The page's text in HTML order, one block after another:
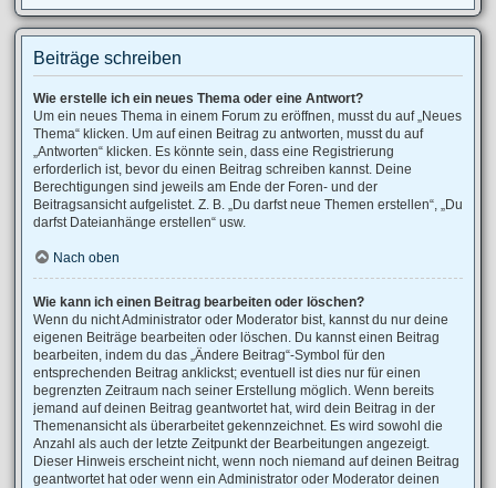
Beiträge schreiben
Wie erstelle ich ein neues Thema oder eine Antwort?
Um ein neues Thema in einem Forum zu eröffnen, musst du auf „Neues
Thema“ klicken. Um auf einen Beitrag zu antworten, musst du auf
„Antworten“ klicken. Es könnte sein, dass eine Registrierung
erforderlich ist, bevor du einen Beitrag schreiben kannst. Deine
Berechtigungen sind jeweils am Ende der Foren- und der
Beitragsansicht aufgelistet. Z. B. „Du darfst neue Themen erstellen“, „Du
darfst Dateianhänge erstellen“ usw.
Nach oben
Wie kann ich einen Beitrag bearbeiten oder löschen?
Wenn du nicht Administrator oder Moderator bist, kannst du nur deine
eigenen Beiträge bearbeiten oder löschen. Du kannst einen Beitrag
bearbeiten, indem du das „Ändere Beitrag“-Symbol für den
entsprechenden Beitrag anklickst; eventuell ist dies nur für einen
begrenzten Zeitraum nach seiner Erstellung möglich. Wenn bereits
jemand auf deinen Beitrag geantwortet hat, wird dein Beitrag in der
Themenansicht als überarbeitet gekennzeichnet. Es wird sowohl die
Anzahl als auch der letzte Zeitpunkt der Bearbeitungen angezeigt.
Dieser Hinweis erscheint nicht, wenn noch niemand auf deinen Beitrag
geantwortet hat oder wenn ein Administrator oder Moderator deinen